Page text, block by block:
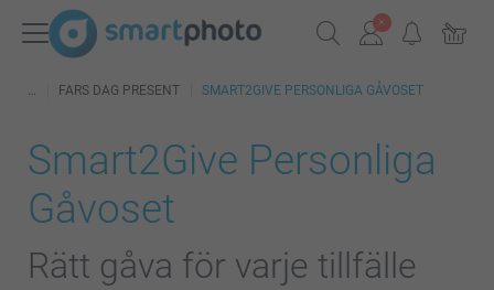
FARS DAG PRESENT SMART2GIVE PERSONLIGA GÅVOSET
Smart2Give Personliga
Gåvoset
Rätt gåva för varje tillfälle